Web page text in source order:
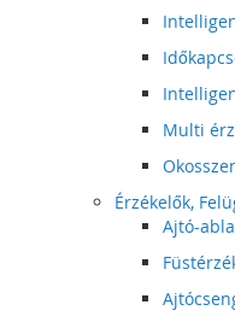
Multi
Érzékelők,
Ajtó-